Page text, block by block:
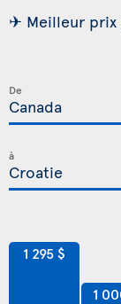
✈ Meilleur prix
De
à
1 295 $
1